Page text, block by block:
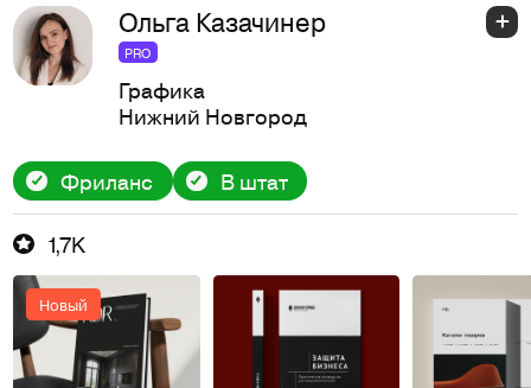
Ольга Казачинер
PRO
Графика
Нижний Новгород
Фриланс В штат
1,7K
Новый